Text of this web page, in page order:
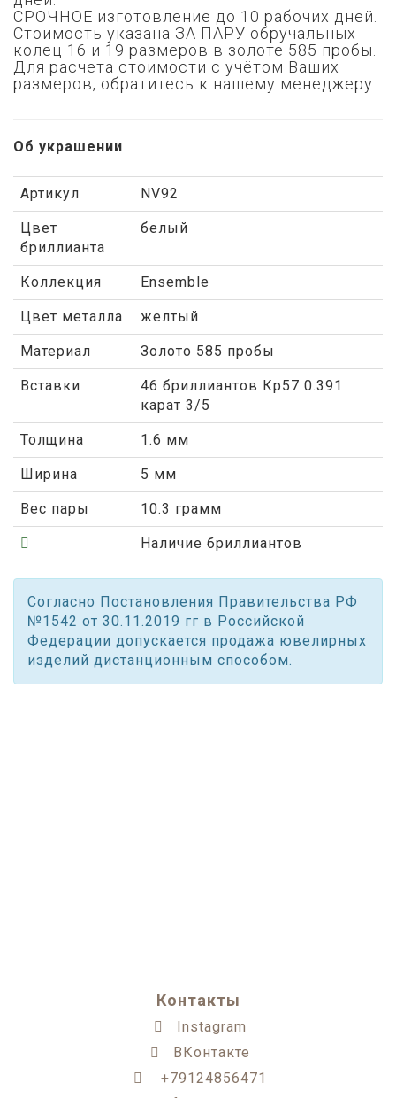
СРОЧНОЕ изготовление до 10 рабочих дней.
Стоимость указана ЗА ПАРУ обручальных
колец 16 и 19 размеров в золоте 585 пробы.
Для расчета стоимости с учётом Ваших
размеров, обратитесь к нашему менеджеру.
Об украшении
Артикул NV92
Цвет
бриллианта
белый
Коллекция Ensemble
Цвет металла желтый
Материал Золото 585 пробы
Вставки
46 бриллиантов Кр57 0.391
карат 3/5
Толщина 1.6 мм
Ширина 5 мм
Вес пары 10.3 грамм
Наличие бриллиантов
Согласно Постановления Правительства РФ
№1542 от 30.11.2019 гг в Российской
Федерации допускается продажа ювелирных
изделий дистанционным способом.
Контакты
Instagram
ВКонтакте
+79124856471